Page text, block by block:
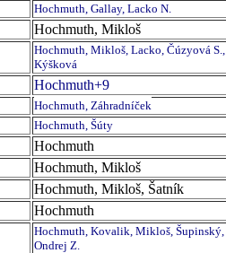
Hochmuth, Gallay, Lacko N.
Hochmuth, Mikloš
Hochmuth, Mikloš, Lacko, Čúzyová
Kýšková
Hochmuth+9
Hochmuth, Záhradníček
Hochmuth, Šúty
Hochmuth
Hochmuth, Mikloš
Hochmuth, Mikloš, Šatník
Hochmuth
Hochmuth, Kovalik, Mikloš, Šupinský,
Ondrej Z.